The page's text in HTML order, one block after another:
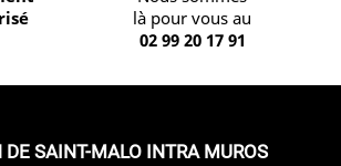
là pour vous au
02 99 20 17 91
SAINT-MALO INTRA MUROS